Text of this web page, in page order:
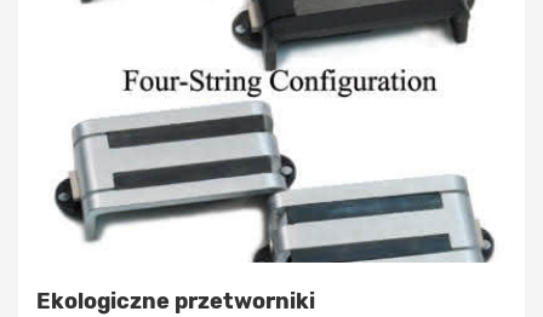
Ekologiczne przetworniki